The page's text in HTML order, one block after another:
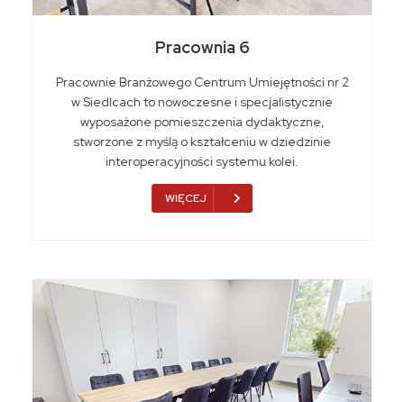
Pracownia 6
Pracownie Branżowego Centrum Umiejętności nr 2
w Siedlcach to nowoczesne i specjalistycznie
wyposażone pomieszczenia dydaktyczne,
stworzone z myślą o kształceniu w dziedzinie
interoperacyjności systemu kolei.
WIĘCEJ